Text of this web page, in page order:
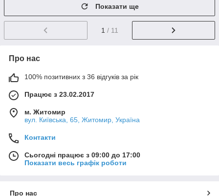
Показати ще
1 / 11
Про нас
100% позитивних з 36 відгуків за рік
Працює з 23.02.2017
м. Житомир
вул. Київська, 65, Житомир, Україна
Контакти
Сьогодні працює з 09:00 до 17:00
Показати весь графік роботи
Про нас